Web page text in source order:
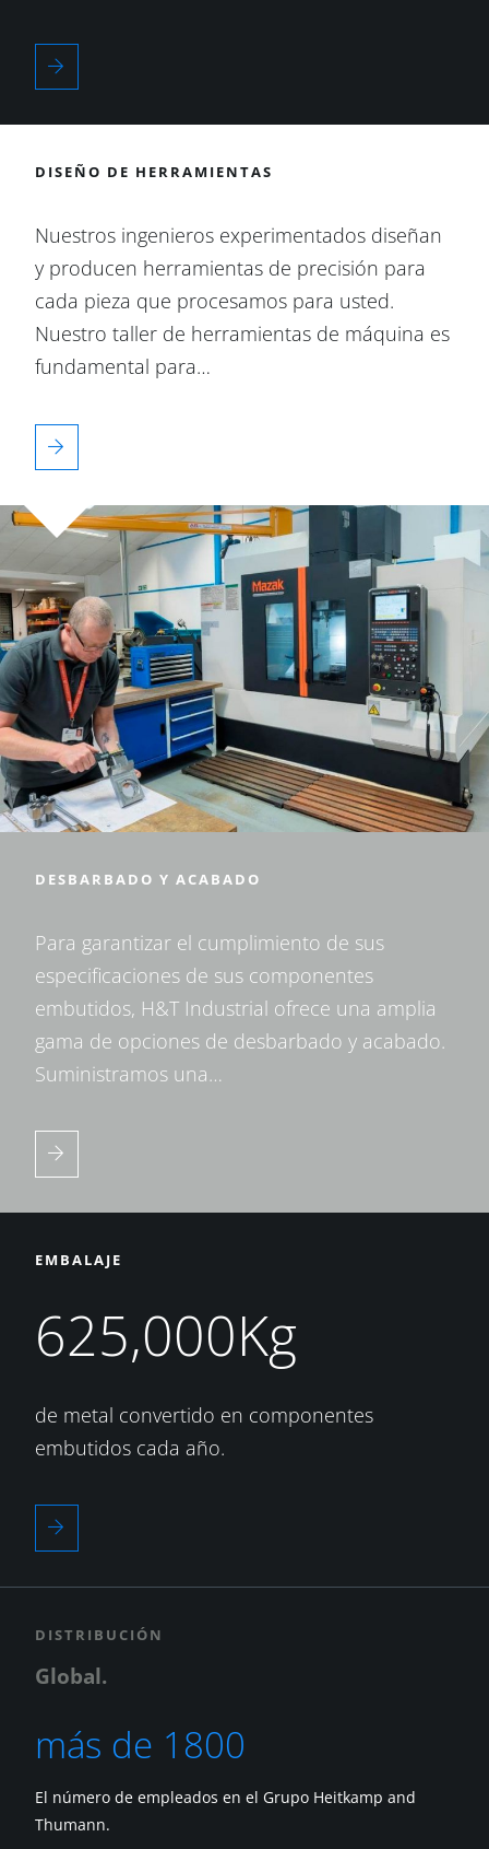
DISEÑO DE HERRAMIENTAS
Nuestros ingenieros experimentados diseñan
y producen herramientas de precisión para
cada pieza que procesamos para usted.
Nuestro taller de herramientas de máquina es
fundamental para…
DESBARBADO Y ACABADO
Para garantizar el cumplimiento de sus
especificaciones de sus componentes
embutidos, H&T Industrial ofrece una amplia
gama de opciones de desbarbado y acabado.
Suministramos una…
EMBALAJE
625,000Kg
de metal convertido en componentes
embutidos cada año.
DISTRIBUCIÓN
Global.
más de 1800
El número de empleados en el Grupo Heitkamp and
Thumann.